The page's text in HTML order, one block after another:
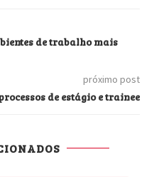
de trabalho mais
próximo post
de estágio e trainee